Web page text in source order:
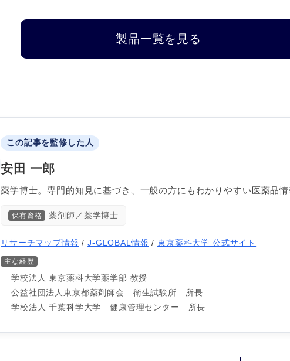
製品一覧を見る
この記事を監修した人
安田 一郎
薬学博士。専門的知見に基づき、一般の方にもわかりやすい医薬品情
保有資格 薬剤師／薬学博士
リサーチマップ情報 /J-GLOBAL情報 /東京薬科大学 公式サイト
主な経歴
学校法人 東京薬科大学薬学部 教授
公益社団法人東京都薬剤師会 衛生試験所 所長
学校法人 千葉科学大学 健康管理センター 所長